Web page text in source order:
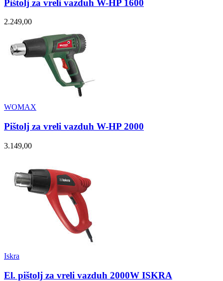
Pištolj za vreli vazduh W-HP 1600
2.249,00
WOMAX
Pištolj za vreli vazduh W-HP 2000
3.149,00
Iskra
El. pištolj za vreli vazduh 2000W ISKRA